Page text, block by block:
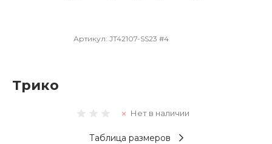
Артикул: JT42107-SS23 #4
Трико
Нет в наличии
Таблица размеров